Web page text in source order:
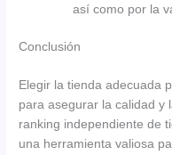
así como por la
Conclusión
Elegir la tienda adecuada
para asegurar la calidad y
ranking independiente de
una herramienta valiosa